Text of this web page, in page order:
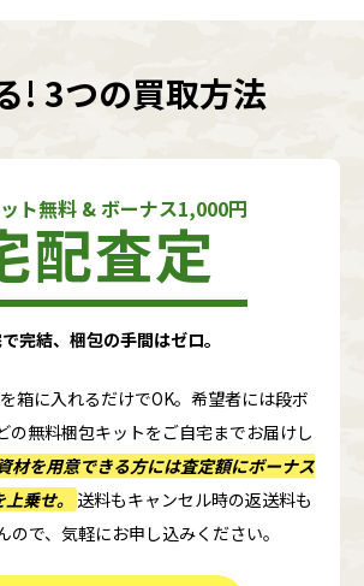
! 3つの買取方法
ト無料 & ボーナス1,000円
配査定
完結、梱包の手間はゼロ。
箱に入れるだけでOK。希望者には段ボ
の無料梱包キットをご自宅までお届けし
材を用意できる方には査定額にボーナス
上乗せ。
送料もキャンセル時の返送料も
ので、気軽にお申し込みください。